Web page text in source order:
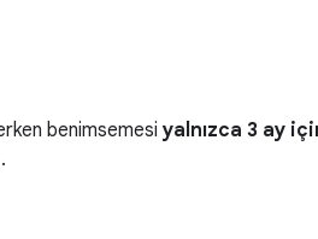
benimsemesi yalnızca 3 ay
.